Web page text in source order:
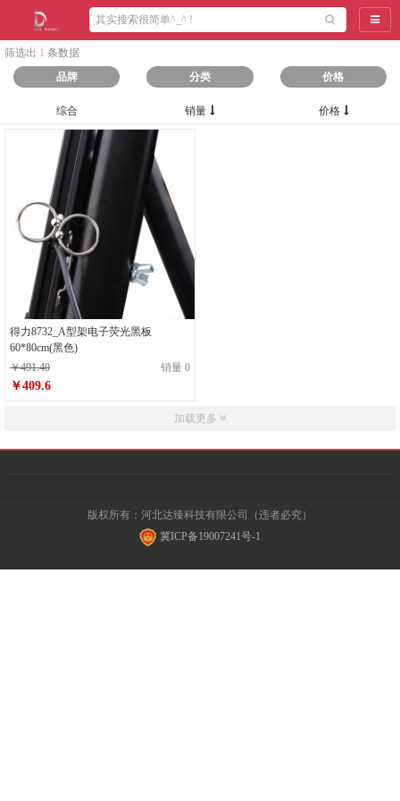
导航
筛选出 1 条数据
品牌
分类 价格
综合 销量 价格
得力8732_A型架电子荧光黑板
60*80cm(黑色)
￥491.40
销量 0
￥409.6
加载更多
版权所有：河北达臻科技有限公司（违者必究）
冀ICP备19007241号-1